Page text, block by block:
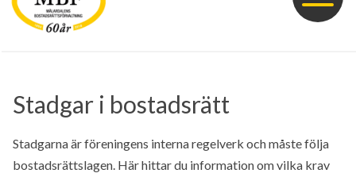
Stadgar i bostadsrätt
Stadgarna är föreningens interna regelverk och måste följa
bostadsrättslagen. Här hittar du information om vilka krav